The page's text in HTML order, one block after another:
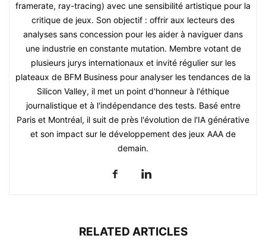
framerate, ray-tracing) avec une sensibilité artistique pour la
critique de jeux. Son objectif : offrir aux lecteurs des
analyses sans concession pour les aider à naviguer dans
une industrie en constante mutation. Membre votant de
plusieurs jurys internationaux et invité régulier sur les
plateaux de BFM Business pour analyser les tendances de la
Silicon Valley, il met un point d'honneur à l'éthique
journalistique et à l'indépendance des tests. Basé entre
Paris et Montréal, il suit de près l'évolution de l'IA générative
et son impact sur le développement des jeux AAA de
demain.
RELATED ARTICLES